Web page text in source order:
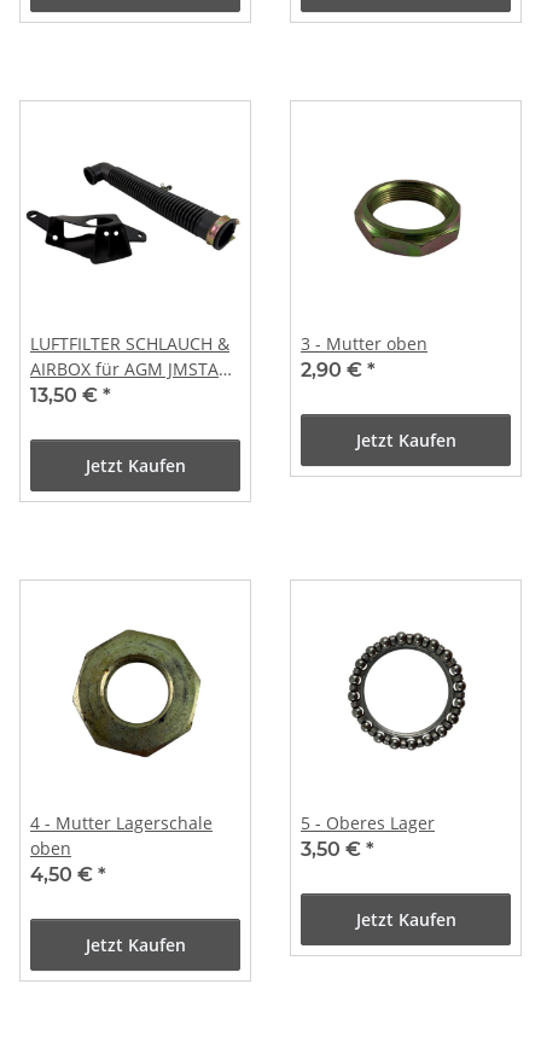
LUFTFILTER SCHLAUCH &
AIRBOX für AGM JMSTAR
JINAN QINGQI SHENKE
TAKT
13,50 € *
Jetzt Kaufen
3 - Mutter oben
2,90 € *
Jetzt Kaufen
4 - Mutter Lagerschale
oben
4,50 € *
Jetzt Kaufen
5 - Oberes Lager
3,50 € *
Jetzt Kaufen